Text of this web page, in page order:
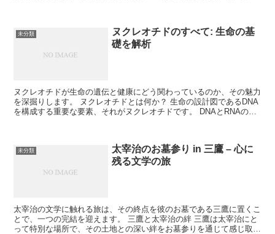
未分類
ヌクレオチドのすべて: 生命の基
礎を解析
ヌクレオチドが生命の遺伝と健康にどう関わっているのか、その魅力
を深掘りします。 ヌクレオチドとは何か？ 生命の設計図であるDNA
を構成する重要な要素、それがヌクレオチドです。 DNAとRNAの構
未分類
太宰治のお墓参り in 三鷹 – 心に
残る文学の旅
太宰治の文学に触れる旅は、その終点を彼のお墓である三鷹に置くこ
とで、一つの完結を迎えます。 三鷹と太宰治の絆 三鷹は太宰治にと
って特別な場所で、その土地との深い絆をお墓参りを通じて感じ取る